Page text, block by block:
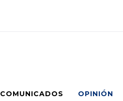
COMUNICADOS OPINIÓN